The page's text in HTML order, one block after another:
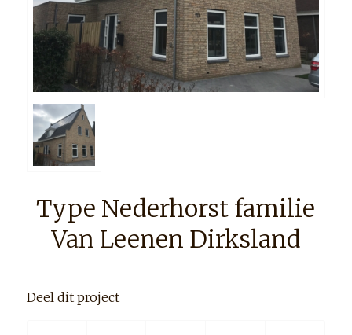
Type Nederhorst familie
Van Leenen Dirksland
Deel dit project